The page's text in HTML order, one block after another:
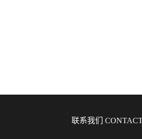
联系我们